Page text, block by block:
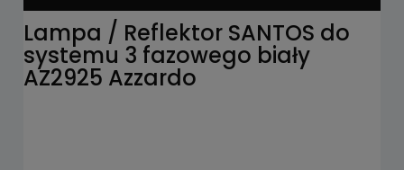
Lampa / Reflektor SANTOS do
systemu 3 fazowego biały
AZ2925 Azzardo